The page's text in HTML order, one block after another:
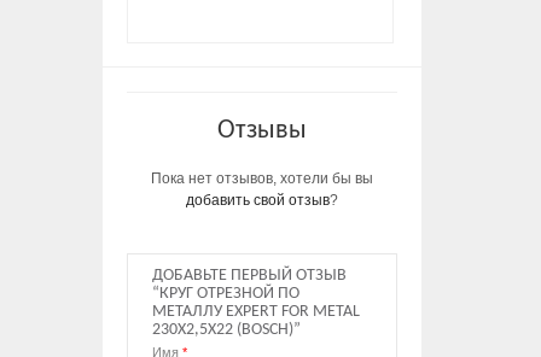
Отзывы
Пока нет отзывов, хотели бы вы
добавить свой отзыв?
ДОБАВЬТЕ ПЕРВЫЙ ОТЗЫВ
“КРУГ ОТРЕЗНОЙ ПО
МЕТАЛЛУ EXPERT FOR METAL
230Х2,5Х22 (BOSCH)”
Имя *